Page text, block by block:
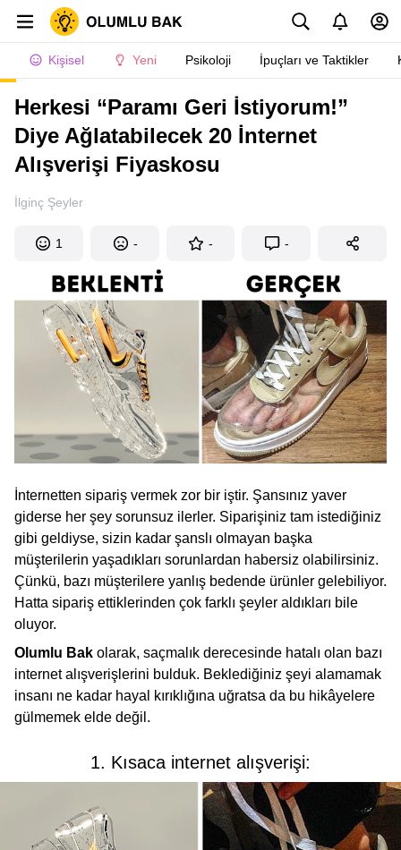
Kişisel Yeni Psikoloji İpuçları ve Taktikler
Herkesi “Paramı Geri İstiyorum!”
Diye Ağlatabilecek 20 İnternet
Alışverişi Fiyaskosu
İlginç Şeyler
1 - - -
İnternetten sipariş vermek zor bir iştir. Şansınız yaver
giderse her şey sorunsuz ilerler. Siparişiniz tam istediğiniz
gibi geldiyse, sizin kadar şanslı olmayan başka
müşterilerin yaşadıkları sorunlardan habersiz olabilirsiniz.
Çünkü, bazı müşterilere yanlış bedende ürünler gelebiliyor.
Hatta sipariş ettiklerinden çok farklı şeyler aldıkları bile
oluyor.
Olumlu Bak olarak, saçmalık derecesinde hatalı olan bazı
internet alışverişlerini bulduk. Beklediğiniz şeyi alamamak
insanı ne kadar hayal kırıklığına uğratsa da bu hikâyelere
gülmemek elde değil.
1. Kısaca internet alışverişi: